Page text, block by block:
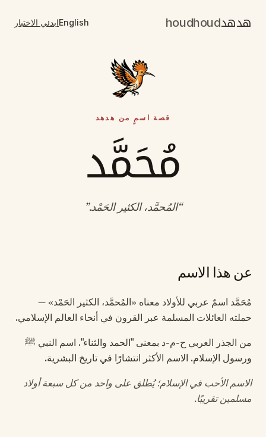
هدهدhoudhoud
Englishابدئي الاختبار
قصة اسمٍ من هدهد
مُحَمَّد
“المُحمَّد، الكثير الحَمْد.”
عن هذا الاسم
مُحَمَّد اسمٌ عربي للأولاد معناه «المُحمَّد، الكثير الحَمْد» —
حملته العائلات المسلمة عبر القرون في أنحاء العالم الإسلامي.
من الجذر العربي ح-م-د بمعنى "الحمد والثناء". اسم النبي ﷺ
ورسول الإسلام. الاسم الأكثر انتشارًا في تاريخ البشرية.
الاسم الأحب في الإسلام؛ يُطلق على واحد من كل سبعة أولاد
مسلمين تقريبًا.